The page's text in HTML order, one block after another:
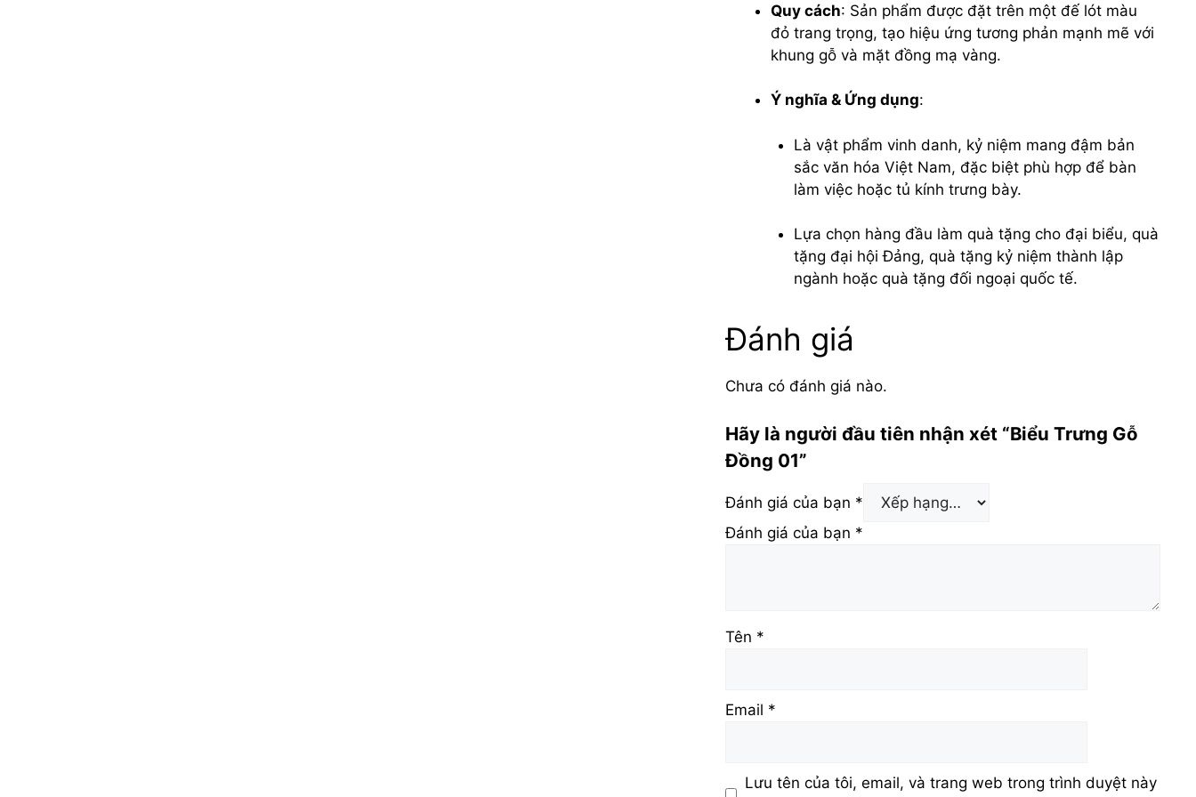
Quy cách: Sản phẩm được đặt trên một đế lót màu
đỏ trang trọng, tạo hiệu ứng tương phản mạnh mẽ với
khung gỗ và mặt đồng mạ vàng.
Ý nghĩa & Ứng dụng:
Là vật phẩm vinh danh, kỷ niệm mang đậm bản
sắc văn hóa Việt Nam, đặc biệt phù hợp để bàn
làm việc hoặc tủ kính trưng bày.
Lựa chọn hàng đầu làm quà tặng cho đại biểu, quà
tặng đại hội Đảng, quà tặng kỷ niệm thành lập
ngành hoặc quà tặng đối ngoại quốc tế.
Đánh giá
Chưa có đánh giá nào.
Hãy là người đầu tiên nhận xét “Biểu Trưng Gỗ
Đồng 01”
Đánh giá của bạn *
Đánh giá của bạn *
Tên *
Email *
Lưu tên của tôi, email, và trang web trong trình duyệt này